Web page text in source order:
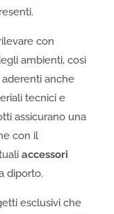
con
ambienti, così
anche
tecnici e
assicurano una
con il
accessori
diporto.
esclusivi che